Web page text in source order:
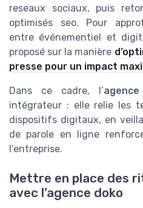
reseaux sociaux, puis
optimisés seo. Pour
entre événementiel et
proposé sur la manière
presse pour un impact
Dans ce cadre, l’
intégrateur : elle relie les
dispositifs digitaux, en
de parole en ligne
l’entreprise.
Mettre en place des
avec l’agence doko